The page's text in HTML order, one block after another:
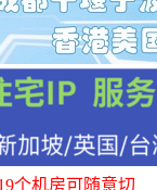
个机房可随意切